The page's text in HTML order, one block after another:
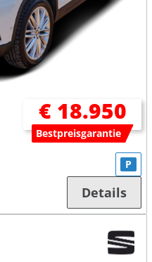
€ 18.950
Bestpreisgarantie
P
Details